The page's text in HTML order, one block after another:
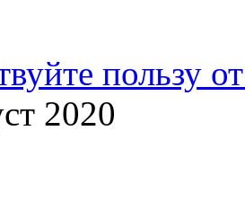
пользу
2020